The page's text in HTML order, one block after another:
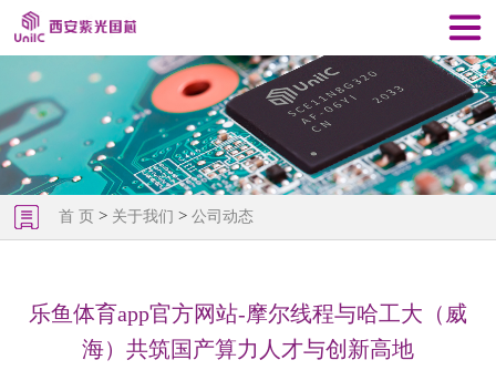
首 页> 关于我们 >公司动态
乐鱼体育app官方网站-摩尔线程与哈工大（威
海）共筑国产算力人才与创新高地